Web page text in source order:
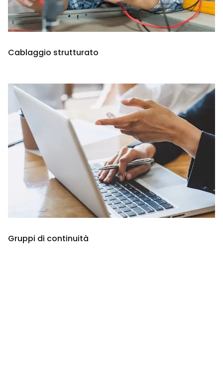
Cablaggio strutturato
Gruppi di continuità